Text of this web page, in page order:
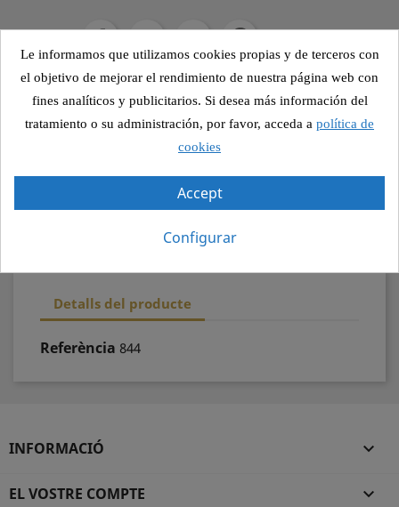
Pagament segur
100% qualitat
Detalls del producte
Referència 844
INFORMACIÓ 
EL VOSTRE COMPTE 
Le informamos que utilizamos cookies propias y de terceros con
el objetivo de mejorar el rendimiento de nuestra página web con
fines analíticos y publicitarios. Si desea más información del
tratamiento o su administración, por favor, acceda a política de
cookies
Accept
Configurar